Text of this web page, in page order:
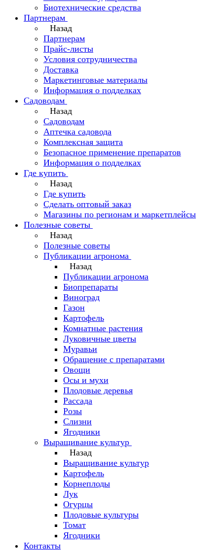
Биотехнические средства
Партнерам
Назад
Партнерам
Прайс-листы
Условия сотрудничества
Доставка
Маркетинговые материалы
Информация о подделках
Садоводам
Назад
Садоводам
Аптечка садовода
Комплексная защита
Безопасное применение препаратов
Информация о подделках
Где купить
Назад
Где купить
Сделать оптовый заказ
Магазины по регионам и маркетплейсы
Полезные советы
Назад
Полезные советы
Публикации агронома
Назад
Публикации агронома
Биопрепараты
Виноград
Газон
Картофель
Комнатные растения
Луковичные цветы
Муравьи
Обращение с препаратами
Овощи
Осы и мухи
Плодовые деревья
Рассада
Розы
Слизни
Ягодники
Выращивание культур
Назад
Выращивание культур
Картофель
Корнеплоды
Лук
Огурцы
Плодовые культуры
Томат
Ягодники
Контакты